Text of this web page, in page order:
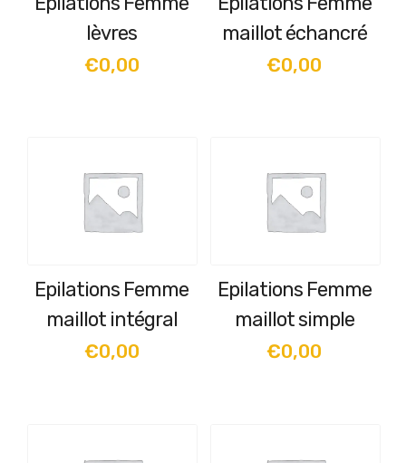
lèvres
€0,00
maillot échancré
€0,00
Epilations Femme
maillot intégral
€0,00
Epilations Femme
maillot simple
€0,00